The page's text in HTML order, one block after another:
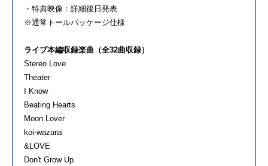
・特典映像：詳細後日発表
※通常トールパッケージ仕様
ライブ本編収録楽曲（全32曲収録）
Stereo Love
Theater
I Know
Beating Hearts
Moon Lover
koi-wazurai
&LOVE
Don't Grow Up